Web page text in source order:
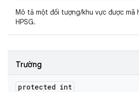
Mô tả một đối tượng/khu vực được mã
HPSG.
Trường
protected int